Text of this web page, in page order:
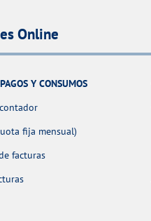
Online
Y CONSUMOS
fija mensual)
facturas